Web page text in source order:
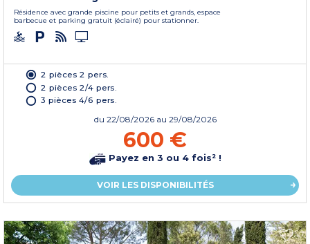
Résidence avec grande piscine pour petits et grands, espace
barbecue et parking gratuit (éclairé) pour stationner.
2 pièces 2 pers.
2 pièces 2/4 pers.
3 pièces 4/6 pers.
du 22/08/2026 au 29/08/2026
600 €
Payez en 3 ou 4 fois² !
VOIR LES DISPONIBILITÉS